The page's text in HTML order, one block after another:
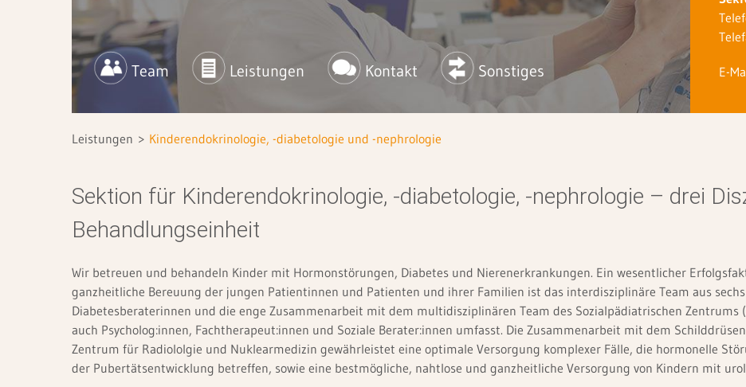
Innere Medizin I (Gastroenterologie,
Hämatoonkologie)
Innere Medizin II (Kardio-, Pneumologie)
Orthopädie und Unfallchirurgie
Radiologie und Nuklearmedizin
Sektionen
Kinderendokrinologie, -diabetologie und -
nephrologie
Kindergastroenterologie
Hämatologische Neoplasien
Interdisziplinäres Studiensekretariat
MIC-Zentrum
Onkologisches Zentrum
Regionales TraumaZentrum
Shuntzentrum
SPZ-Sozialpädiatrisches Zentrum
TCE-Therapie-Centrum für Essstörungen
Pflege
Soziale
LkSG-Grundsatzerklärung
Team Leistungen Kontakt Sonstiges E-
Leistungen Kinderendokrinologie, -diabetologie und -nephrologie
Sektion für Kinderendokrinologie, -diabetologie, -nephrologie – drei
Behandlungseinheit
Wir betreuen und behandeln Kinder mit Hormonstörungen, Diabetes und Nierenerkrankungen. Ein wesentlicher
ganzheitliche Bereuung der jungen Patientinnen und Patienten und ihrer Familien ist das interdisziplinäre Team aus
Diabetesberaterinnen und die enge Zusammenarbeit mit dem multidisziplinären Team des Sozialpädiatrischen Zentrums
auch Psycholog:innen, Fachtherapeut:innen und Soziale Berater:innen umfasst. Die Zusammenarbeit mit dem
Zentrum für Radiololgie und Nuklearmedizin gewährleistet eine optimale Versorgung komplexer Fälle, die hormonelle
der Pubertätsentwicklung betreffen, sowie eine bestmögliche, nahtlose und ganzheitliche Versorgung von Kindern mit